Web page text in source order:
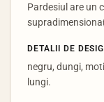
Pardesiul are un
DETALII DE
negru, dungi,
lungi.